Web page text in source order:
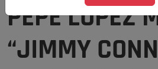
PEPE LÓPEZ
“JIMMY